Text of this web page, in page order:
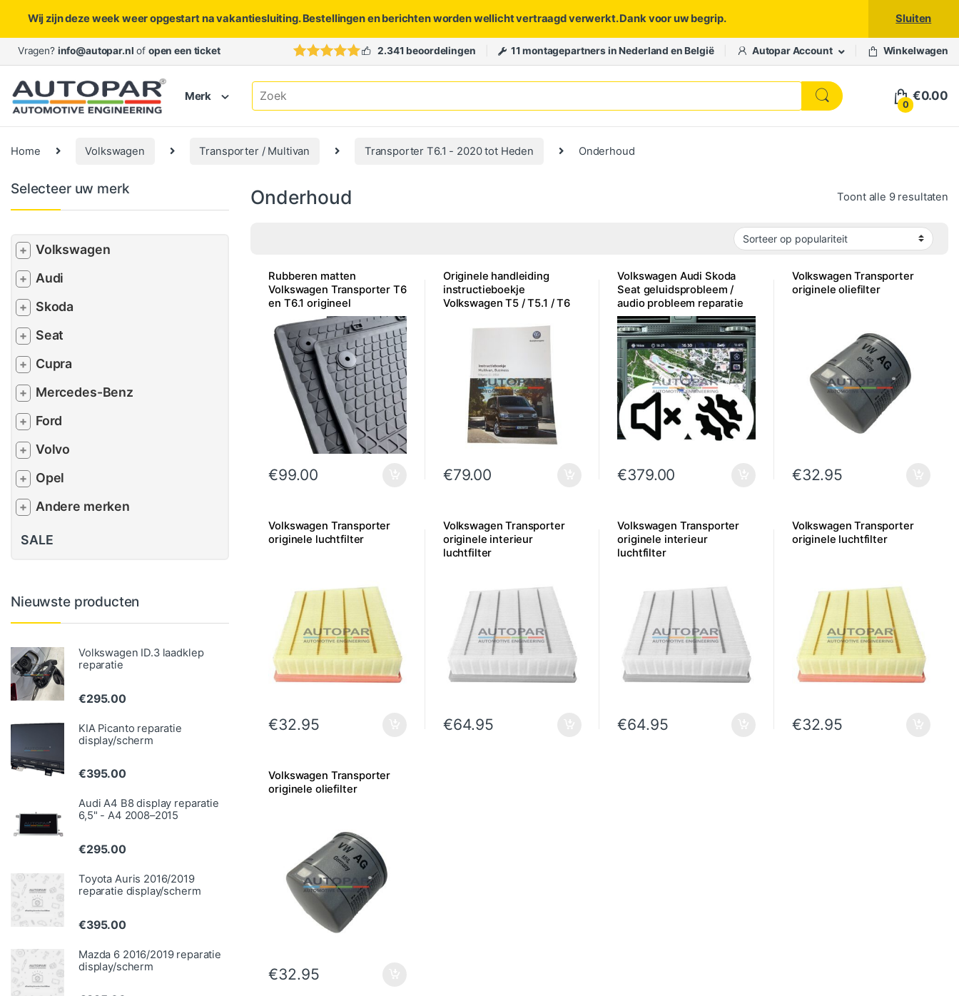
Wij zijn deze week weer opgestart na vakantiesluiting. Bestellingen en berichten worden wellicht vertraagd verwerkt. Dank voor uw begrip. Sluiten
Skip to navigation
Skip to content
Vragen? info@autopar.nl of open een ticket 2.341 beoordelingen 11 montagepartners in Nederland en België Autopar Account Winkelwagen
Merk
Search for:
0
€0.00
Home Volkswagen Transporter / Multivan Transporter T6.1 - 2020 tot Heden Onderhoud
Onderhoud Toont alle 9 resultaten
Rubberen matten
Volkswagen Transporter T6
en T6.1 origineel
€99.00
Originele handleiding
instructieboekje
Volkswagen T5 / T5.1 / T6
€79.00
Volkswagen Audi Skoda
Seat geluidsprobleem /
audio probleem reparatie
radio
€379.00
Volkswagen Transporter
originele oliefilter
€32.95
Volkswagen Transporter
originele luchtfilter
€32.95
Volkswagen Transporter
originele interieur
luchtfilter
€64.95
Volkswagen Transporter
originele interieur
luchtfilter
€64.95
Volkswagen Transporter
originele luchtfilter
€32.95
Volkswagen Transporter
originele oliefilter
€32.95
Selecteer uw merk
+ Volkswagen
+ Audi
+ Skoda
+ Seat
+ Cupra
+ Mercedes-Benz
+ Ford
+ Volvo
+ Opel
+ Andere merken
SALE
Nieuwste producten
Volkswagen ID.3 laadklep
reparatie
€295.00
KIA Picanto reparatie
display/scherm
€395.00
Audi A4 B8 display reparatie
6,5" - A4 2008–2015
€295.00
Toyota Auris 2016/2019
reparatie display/scherm
€395.00
Mazda 6 2016/2019 reparatie
display/scherm